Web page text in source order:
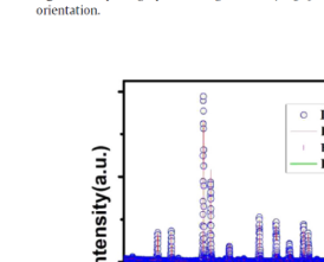
曲靖师范学院
西北工业大学